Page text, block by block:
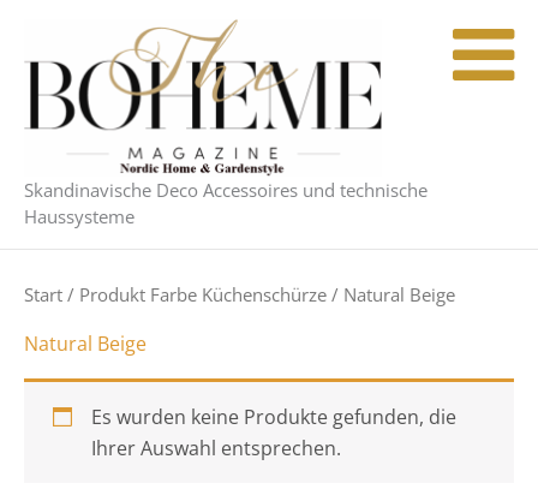
springen
Skandinavische Deco Accessoires und technische
Haussysteme
Start / Produkt Farbe Küchenschürze / Natural Beige
Natural Beige
Es wurden keine Produkte gefunden, die
Ihrer Auswahl entsprechen.